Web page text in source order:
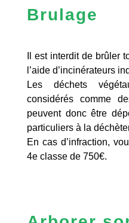
Brulage
Il est interdit de brûler
l’aide d’incinérateurs
Les déchets
considérés comme
peuvent donc être
particuliers à la
En cas d’infraction,
4e classe de 750€.